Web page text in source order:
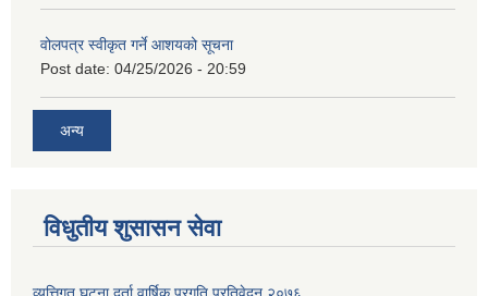
वोलपत्र स्वीकृत गर्ने आशयको सूचना
Post date: 04/25/2026 - 20:59
अन्य
विधुतीय शुसासन सेवा
व्यत्तिगत घटना दर्ता वार्षिक प्रगति प्रतिवेदन २०७६